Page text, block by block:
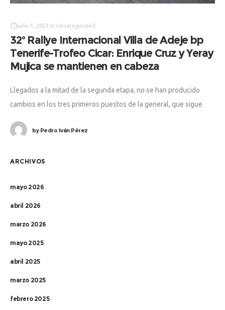
julio 1, 2023 in Uncategorized
32º Rallye Internacional Villa de Adeje bp
Tenerife-Trofeo Cicar: Enrique Cruz y Yeray
Mujica se mantienen en cabeza
Llegados a la mitad de la segunda etapa, no se han producido
cambios en los tres primeros puestos de la general, que sigue
byPedro Iván Pérez
ARCHIVOS
mayo 2026
abril 2026
marzo 2026
mayo 2025
abril 2025
marzo 2025
febrero 2025